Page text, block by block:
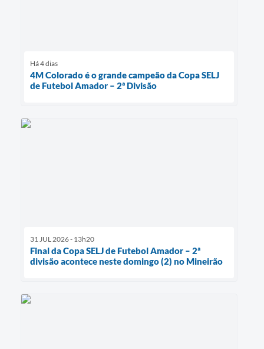
Há 4 dias
4M Colorado é o grande campeão da Copa SELJ
de Futebol Amador – 2ª Divisão
31 JUL 2026 - 13h20
Final da Copa SELJ de Futebol Amador – 2ª
divisão acontece neste domingo (2) no Mineirão